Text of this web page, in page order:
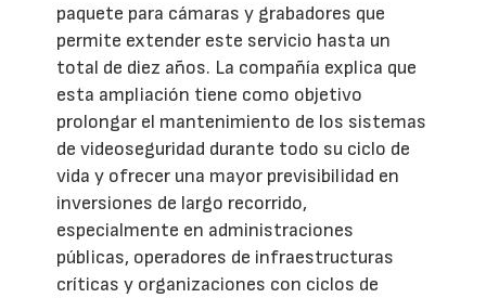
paquete para cámaras y grabadores que
permite extender este servicio hasta un
total de diez años. La compañía explica que
esta ampliación tiene como objetivo
prolongar el mantenimiento de los sistemas
de videoseguridad durante todo su ciclo de
vida y ofrecer una mayor previsibilidad en
inversiones de largo recorrido,
especialmente en administraciones
públicas, operadores de infraestructuras
críticas y organizaciones con ciclos de